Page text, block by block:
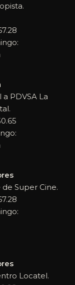
PDVSA La
Super Cine.
Locatel.